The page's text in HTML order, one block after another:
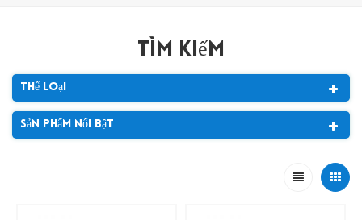
Tìm Kiếm
Thể Loại
Sản Phẩm Nổi Bật